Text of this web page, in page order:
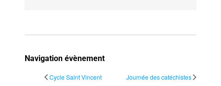
Navigation évènement
Cycle Saint Vincent Journée des catéchistes